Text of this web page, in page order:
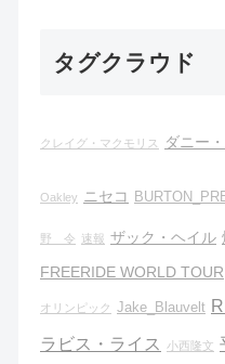
タグクラウド
クレイグ・マクモリス ダニー
Oakley ニセコ
野 令 速報 ザック・ヘイル
FREERIDE WORLD TOUR
オリンピック Jake_Blauvelt
ラビス・ライス
小西隆文